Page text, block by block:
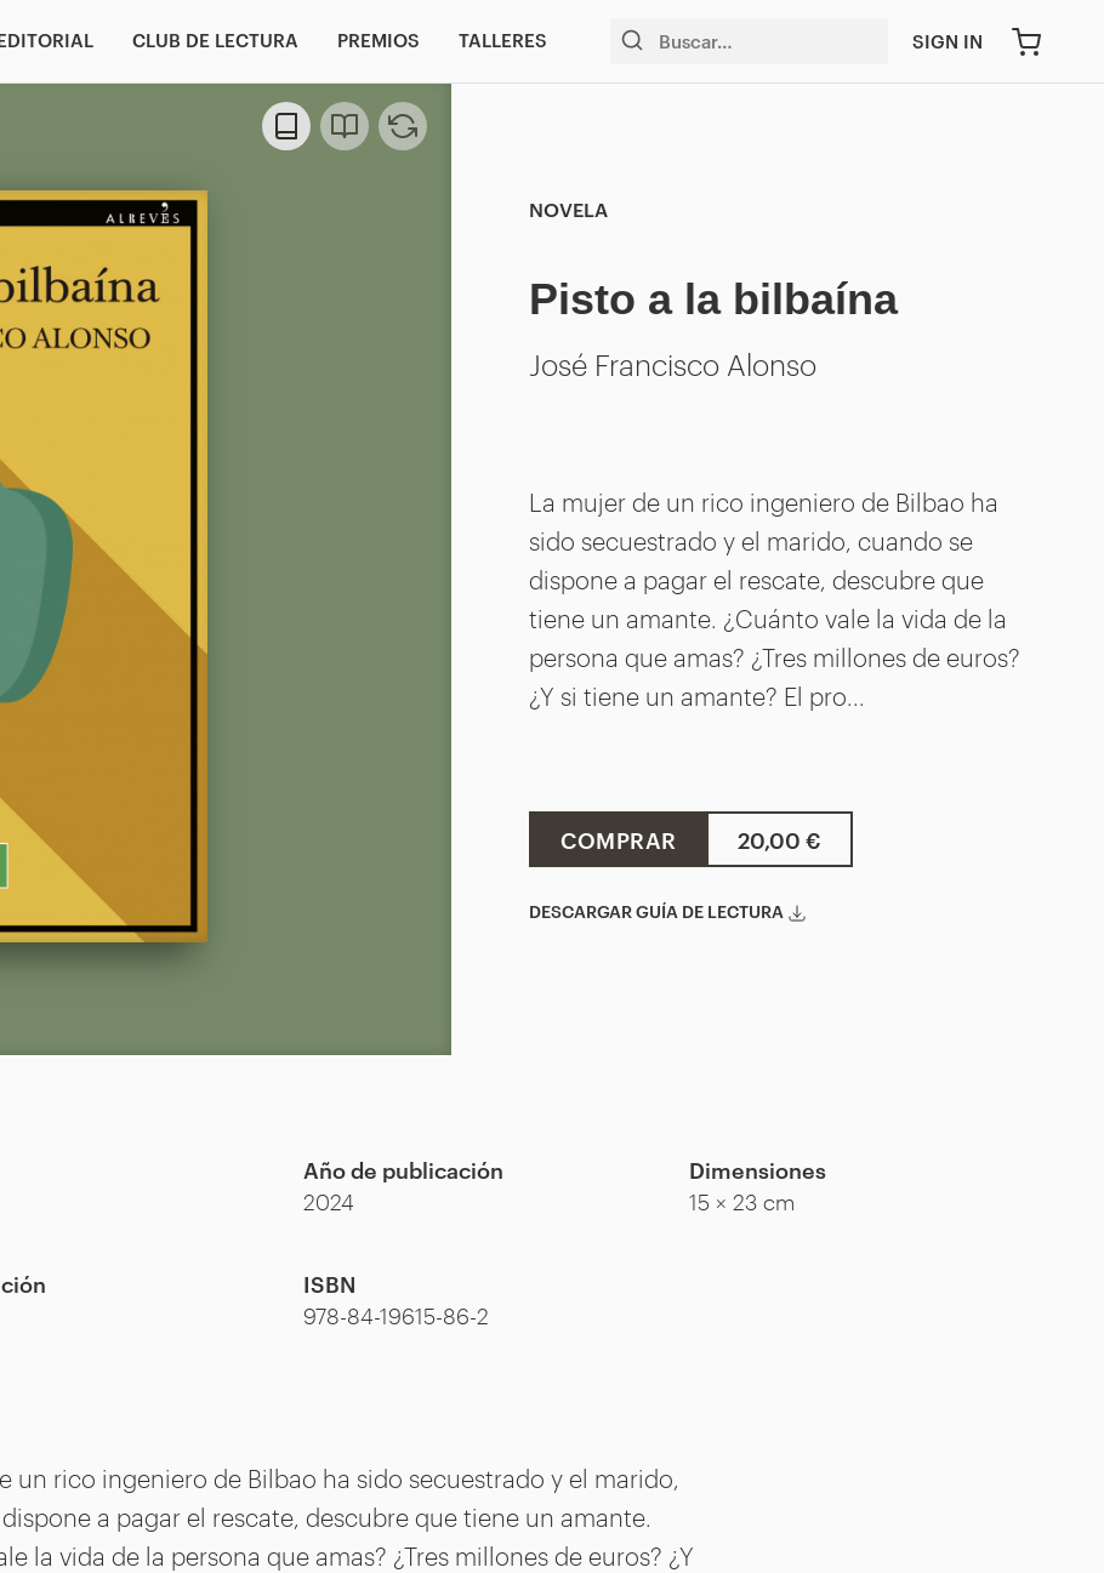
CLUB DE LECTURA PREMIOS TALLERES SIGN IN
NOVELA
Pisto a la bilbaína
José Francisco Alonso
La mujer de un rico ingeniero de Bilbao ha
sido secuestrado y el marido, cuando se
dispone a pagar el rescate, descubre que
tiene un amante. ¿Cuánto vale la vida de la
persona que amas? ¿Tres millones de euros?
¿Y si tiene un amante? El pro...
COMPRAR 20,00 €
DESCARGAR GUÍA DE LECTURA
Año de publicación
2024
Dimensiones
15 × 23 cm
ISBN
978-84-19615-86-2
un rico ingeniero de Bilbao ha sido secuestrado y el marido,
a pagar el rescate, descubre que tiene un amante.
la vida de la persona que amas? ¿Tres millones de euros? ¿Y